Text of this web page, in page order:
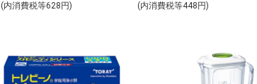
高除去タイプ
(内消費税等628円)
メタン除去タイプ
(内消費税等448円)